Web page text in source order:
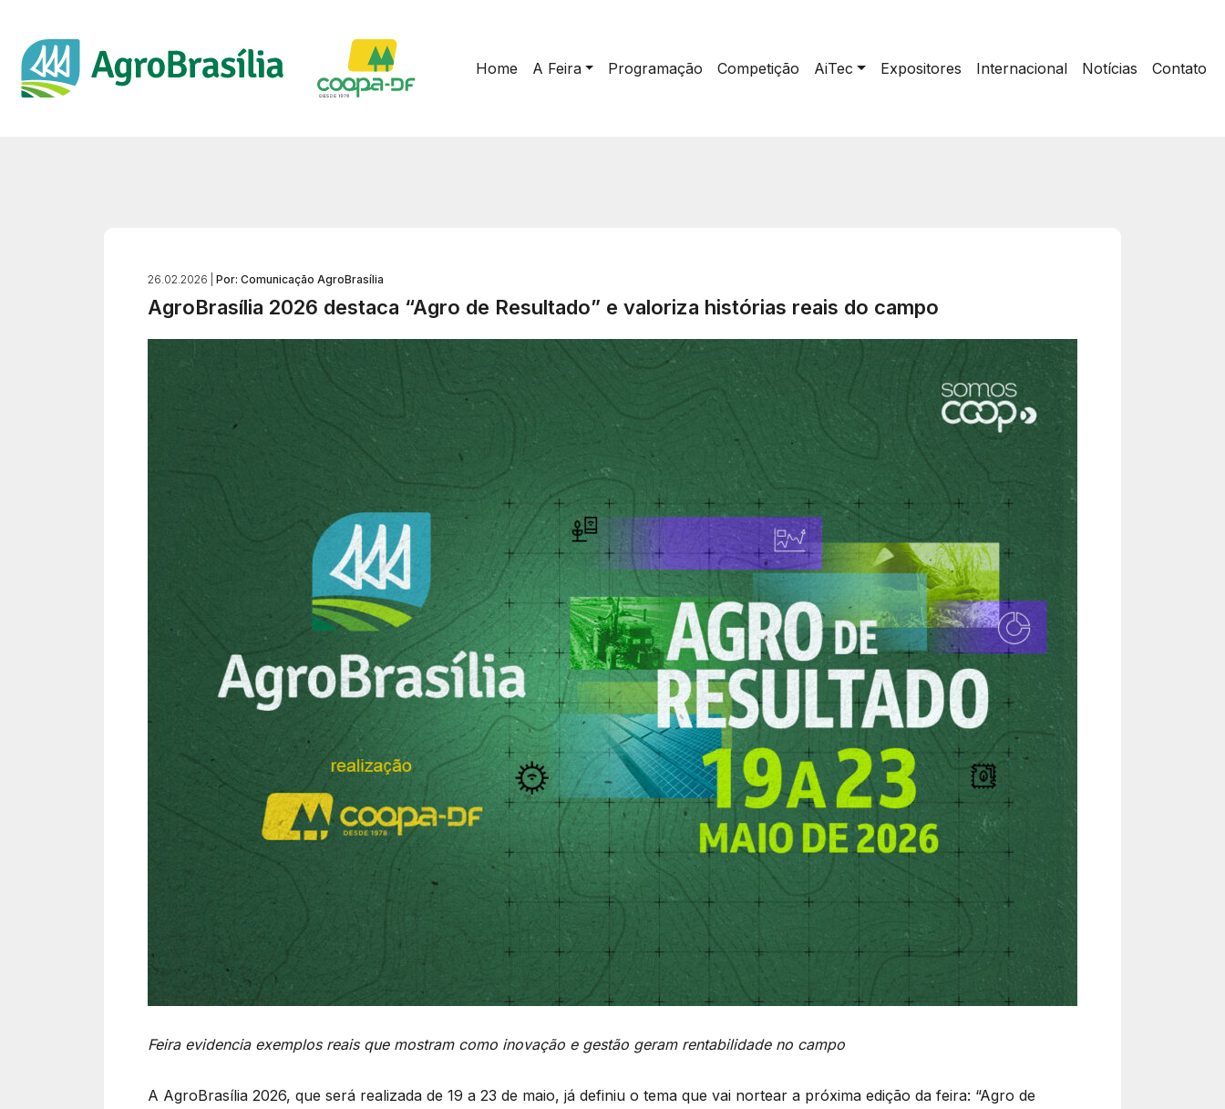
Home A Feira Programação Competição AiTec Expositores Internacional Notícias Contato
26.02.2026 | Por: Comunicação AgroBrasília
AgroBrasília 2026 destaca “Agro de Resultado” e valoriza histórias reais do campo
Feira evidencia exemplos reais que mostram como inovação e gestão geram rentabilidade no campo
A AgroBrasília 2026, que será realizada de 19 a 23 de maio, já definiu o tema que vai nortear a próxima edição da feira: “Agro de